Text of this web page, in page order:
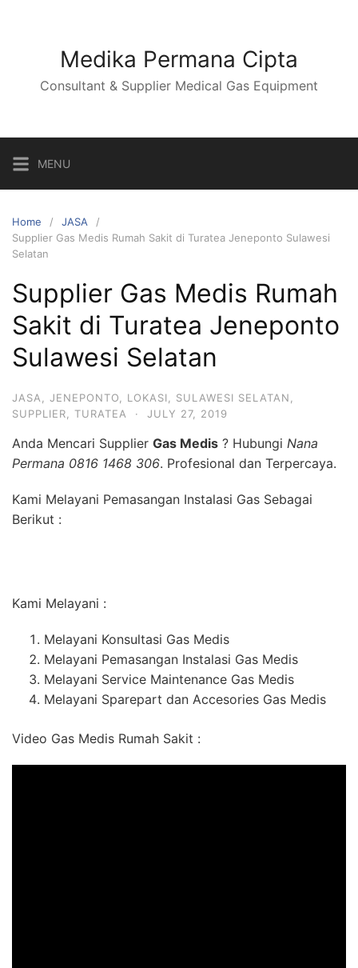
Medika Permana Cipta
Consultant & Supplier Medical Gas Equipment
MENU
Home
JASA
Supplier Gas Medis Rumah Sakit di Turatea Jeneponto Sulawesi
Selatan
Supplier Gas Medis Rumah
Sakit di Turatea Jeneponto
Sulawesi Selatan
JASA JENEPONTO LOKASI SULAWESI SELATAN
SUPPLIER
TURATEA · JULY 27, 2019
Anda Mencari Supplier Gas Medis ? Hubungi Nana
Permana 0816 1468 306. Profesional dan Terpercaya.
Kami Melayani Pemasangan Instalasi Gas Sebagai
Berikut :
Kami Melayani :
Melayani Konsultasi Gas Medis
Melayani Pemasangan Instalasi Gas Medis
Melayani Service Maintenance Gas Medis
Melayani Sparepart dan Accesories Gas Medis
Video Gas Medis Rumah Sakit :